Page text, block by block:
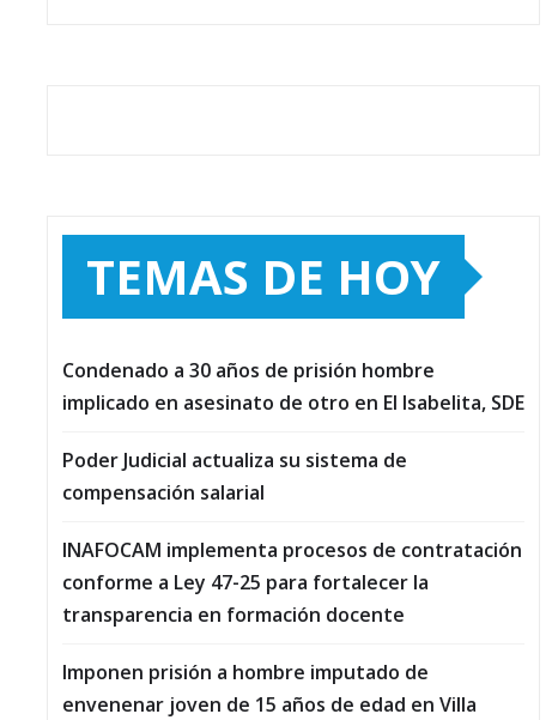
TEMAS DE HOY
Condenado a 30 años de prisión hombre
implicado en asesinato de otro en El Isabelita, SDE
Poder Judicial actualiza su sistema de
compensación salarial
INAFOCAM implementa procesos de contratación
conforme a Ley 47-25 para fortalecer la
transparencia en formación docente
Imponen prisión a hombre imputado de
envenenar joven de 15 años de edad en Villa